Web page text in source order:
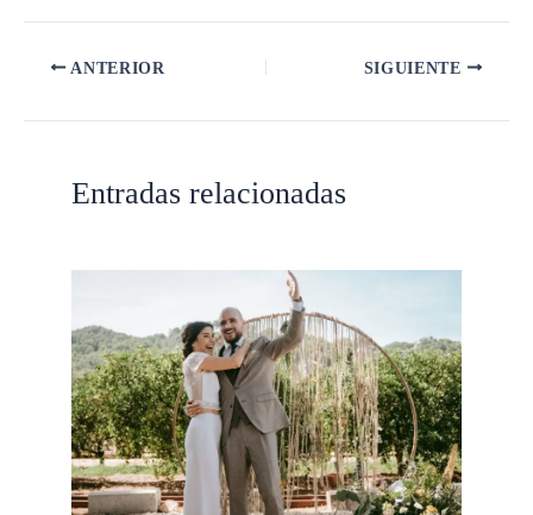
ANTERIOR SIGUIENTE
Entradas relacionadas